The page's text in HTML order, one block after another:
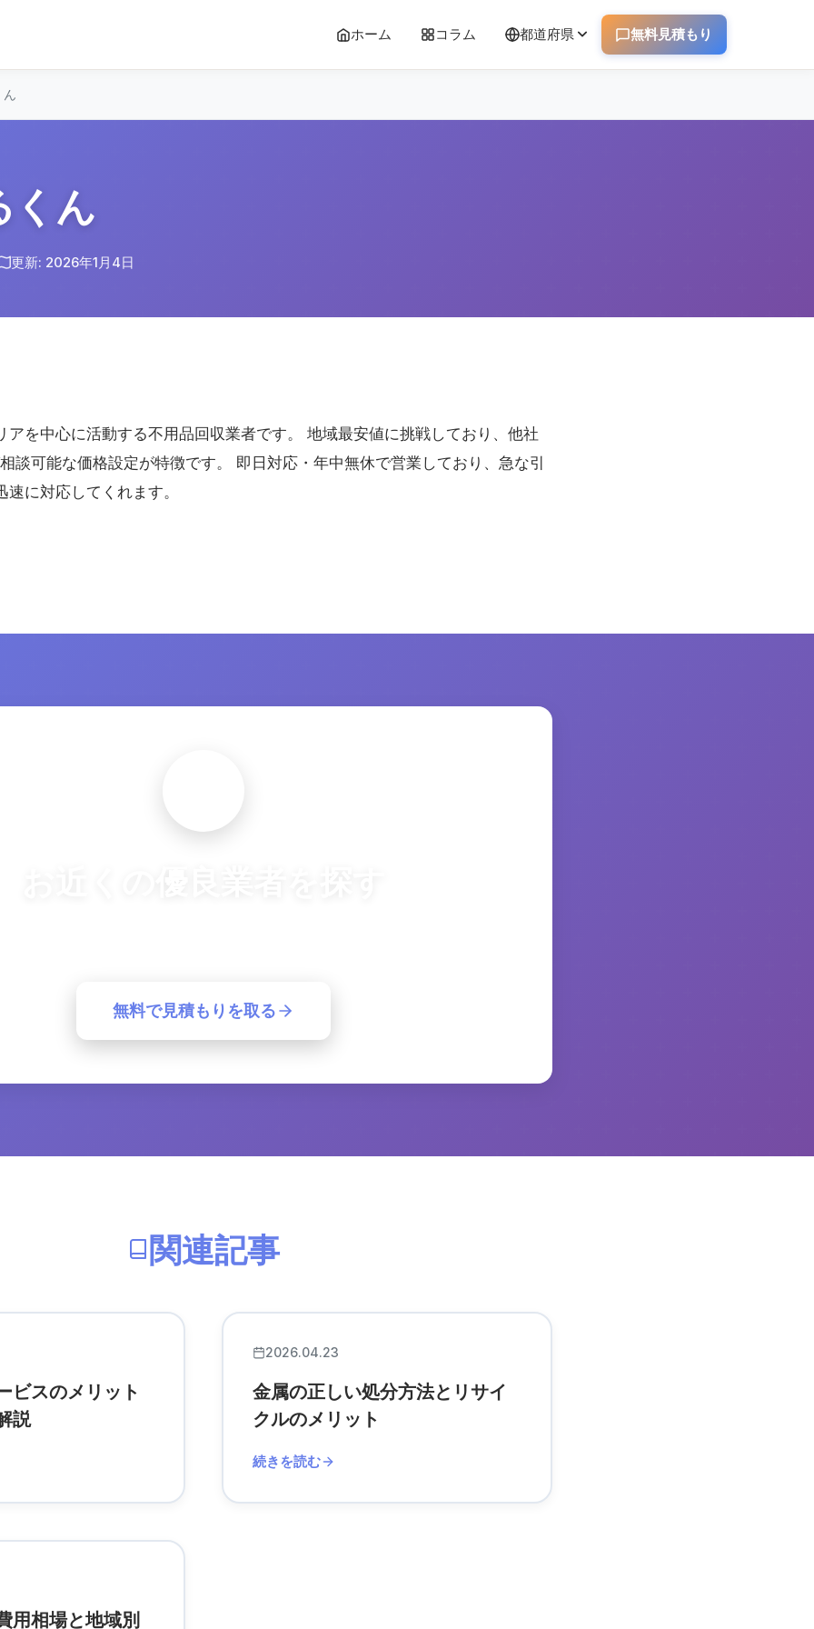
ホーム コラム 都道府県 無料見積もり
ん
くん
更新: 2026年1月4日
アを中心に活動する不用品回収業者です。 地域最安値に挑戦しており、他社
談可能な価格設定が特徴です。 即日対応・年中無休で営業しており、急な引
に対応してくれます。
無料で見積もりを取る
関連記事
ビスのメリット
説
2026.04.23
金属の正しい処分方法とリサイ
クルのメリット
続きを読む
用相場と地域別